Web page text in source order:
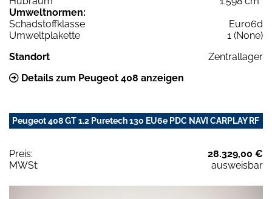
Umweltnormen:
Schadstoffklasse
Euro6d
Umweltplakette
1 (None)
Standort
Zentrallager
Details zum Peugeot 408 anzeigen
Peugeot 408 GT 1.2 Puretech 130 EU6e PDC NAVI CARPLAY RF
Preis:
28.329,00 €
MWSt:
ausweisbar